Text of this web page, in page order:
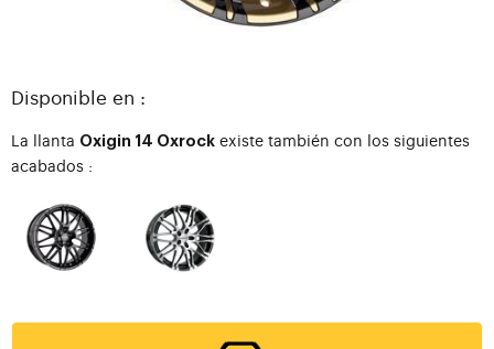
Disponible en :
La llanta Oxigin 14 Oxrock existe también con los siguientes
acabados :